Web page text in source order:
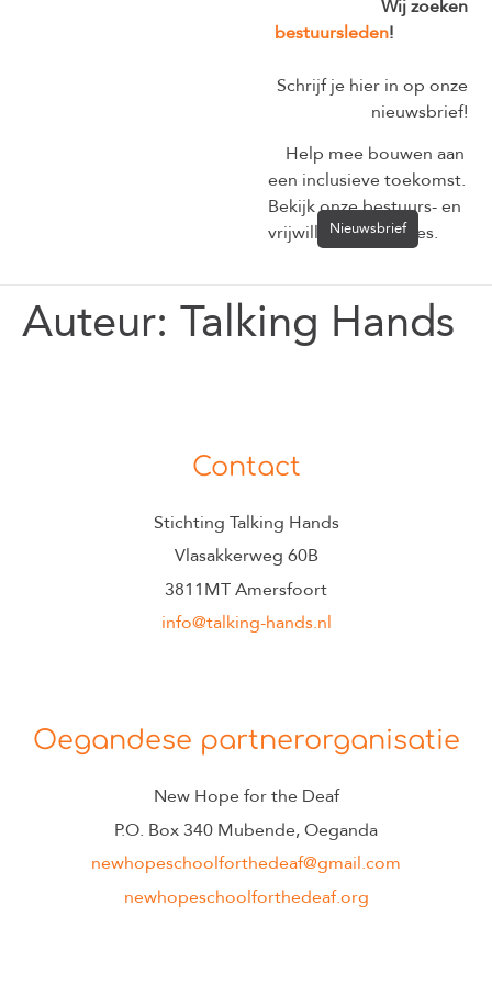
Wij zoeken
bestuursleden!
Schrijf je hier in op onze
nieuwsbrief!
Help mee bouwen aan
een inclusieve toekomst.
Bekijk onze bestuurs- en
vrijwilligersvacatures.
Nieuwsbrief
Auteur: Talking Hands
Contact
Stichting Talking Hands
Vlasakkerweg 60B
3811MT Amersfoort
info@talking-hands.nl
Oegandese partnerorganisatie
New Hope for the Deaf
P.O. Box 340 Mubende, Oeganda
newhopeschoolforthedeaf@gmail.com
newhopeschoolforthedeaf.org